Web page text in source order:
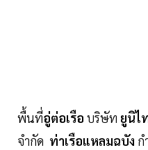
พื้นที่อู่ต่อเรือ บริษัท ยูนิไ
จำกัด ท่าเรือแหลมฉบัง ก